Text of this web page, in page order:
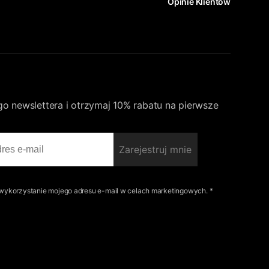
newslettera i otrzymaj 10% rabatu na pierwsze
Zarejestruj mnie
mojego adresu e-mail w celach marketingowych. *